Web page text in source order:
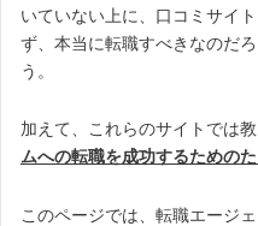
いていない上に、口コミサイ
ず、本当に転職すべきなのだ
う。
加えて、これらのサイトでは教
ムへの転職を成功するための
このページでは、転職エージ